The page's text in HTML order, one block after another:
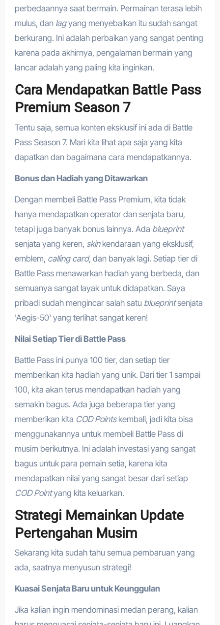
perbedaannya saat bermain. Permainan terasa lebih
mulus, dan lagyang menyebalkan itu sudah sangat
berkurang. Ini adalah perbaikan yang sangat penting
karena pada akhirnya, pengalaman bermain yang
lancar adalah yang paling kita inginkan.
Cara Mendapatkan Battle Pass
Premium Season 7
Tentu saja, semua konten eksklusif ini ada di Battle
Pass Season 7. Mari kita lihat apa saja yang kita
dapatkan dan bagaimana cara mendapatkannya.
Bonus dan Hadiah yang Ditawarkan
Dengan membeli Battle Pass Premium, kita tidak
hanya mendapatkan operator dan senjata baru,
tetapi juga banyak bonus lainnya. Ada blueprint
senjata yang keren, skinkendaraan yang eksklusif,
emblem, calling card, dan banyak lagi. Setiap tier di
Battle Pass menawarkan hadiah yang berbeda, dan
semuanya sangat layak untuk didapatkan. Saya
pribadi sudah mengincar salah satu blueprintsenjata
'Aegis-50' yang terlihat sangat keren!
Nilai Setiap Tier di Battle Pass
Battle Pass ini punya 100 tier, dan setiap tier
memberikan kita hadiah yang unik. Dari tier 1 sampai
100, kita akan terus mendapatkan hadiah yang
semakin bagus. Ada juga beberapa tier yang
memberikan kita COD Pointskembali, jadi kita bisa
menggunakannya untuk membeli Battle Pass di
musim berikutnya. Ini adalah investasi yang sangat
bagus untuk para pemain setia, karena kita
mendapatkan nilai yang sangat besar dari setiap
COD Pointyang kita keluarkan.
Strategi Memainkan Update
Pertengahan Musim
Sekarang kita sudah tahu semua pembaruan yang
ada, saatnya menyusun strategi!
Kuasai Senjata Baru untuk Keunggulan
Jika kalian ingin mendominasi medan perang, kalian